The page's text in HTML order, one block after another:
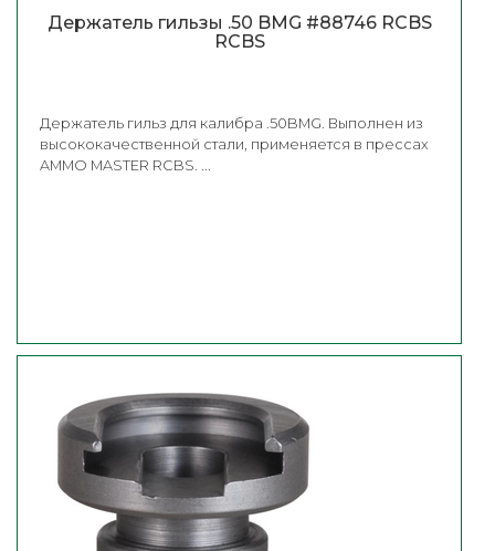
Держатель гильзы .50 BMG #88746 RCBS
RCBS
Держатель гильз для калибра .50BMG. Выполнен из
высококачественной стали, применяется в прессах
AMMO MASTER RCBS. ...